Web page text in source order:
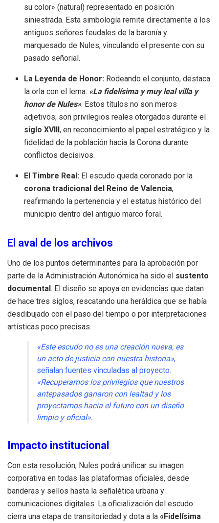
su color» (natural) representado en posición
siniestrada. Esta simbología remite directamente a los
antiguos señores feudales de la baronía y
marquesado de Nules, vinculando el presente con su
pasado señorial.
La Leyenda de Honor: Rodeando el conjunto, destaca
la orla con el lema: «La fidelísima y muy leal villa y
honor de Nules». Estos títulos no son meros
adjetivos; son privilegios reales otorgados durante el
siglo XVIII, en reconocimiento al papel estratégico y la
fidelidad de la población hacia la Corona durante
conflictos decisivos.
El Timbre Real: El escudo queda coronado por la
corona tradicional del Reino de Valencia,
reafirmando la pertenencia y el estatus histórico del
municipio dentro del antiguo marco foral.
El aval de los archivos
Uno de los puntos determinantes para la aprobación por
parte de la Administración Autonómica ha sido el sustento
documental. El diseño se apoya en evidencias que datan
de hace tres siglos, rescatando una heráldica que se había
desdibujado con el paso del tiempo o por interpretaciones
artísticas poco precisas.
«Este escudo no es una creación nueva, es
un acto de justicia con nuestra historia»,
señalan fuentes vinculadas al proyecto.
«Recuperamos los privilegios que nuestros
antepasados ganaron con lealtad y los
proyectamos hacia el futuro con un diseño
limpio y oficial».
Impacto institucional
Con esta resolución, Nules podrá unificar su imagen
corporativa en todas las plataformas oficiales, desde
banderas y sellos hasta la señalética urbana y
comunicaciones digitales. La oficialización del escudo
cierra una etapa de transitoriedad y dota a la «Fidelísima